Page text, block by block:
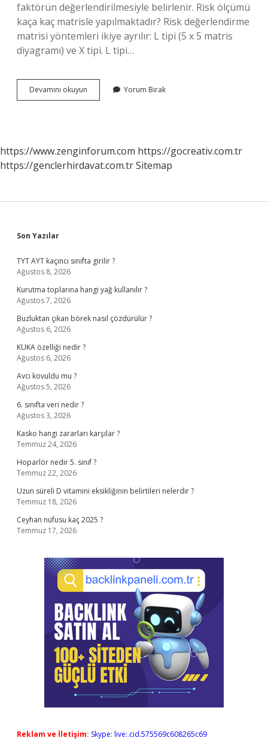
faktörün değerlendirilmesiyle belirlenir. Risk ölçümü
kaça kaç matrisle yapılmaktadır? Risk değerlendirme
matrisi yöntemleri ikiye ayrılır: L tipi (5 x 5 matris
diyagramı) ve X tipi. L tipi…
Devamını okuyun
Matris
Yorum Bırak
https://www.zenginforum.com https://gocreativ.com.tr
https://genclerhirdavat.com.trSitemap
Sidebar
Son Yazılar
TYT AYT kaçıncı sınıfta girilir ?
Ağustos 8, 2026
Kurutma toplarına hangi yağ kullanılır ?
Ağustos 7, 2026
Buzluktan çıkan börek nasıl çözdürülür ?
Ağustos 6, 2026
KUKA özelliği nedir ?
Ağustos 6, 2026
Avcı kovuldu mu ?
Ağustos 5, 2026
6. sınıfta veri nedir ?
Ağustos 3, 2026
Kasko hangi zararları karşılar ?
Temmuz 24, 2026
Hoparlör nedir 5. sınıf ?
Temmuz 22, 2026
Uzun süreli D vitamini eksikliğinin belirtileri nelerdir ?
Temmuz 18, 2026
Ceyhan nüfusu kaç 2025 ?
Temmuz 17, 2026
Reklam ve İletişim: Skype: live:.cid.575569c608265c69